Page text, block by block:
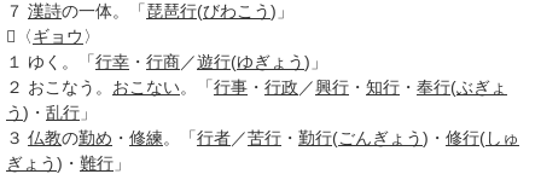
７ 漢詩の一体。「琵琶行(びわこう)」
〈ギョウ 〉
１
ゆく。「行幸 ・ 行商／遊行(ゆぎょう)」
２ おこなう。 おこない。「行事 ・ 行政 ／興行 ・ 知行 ・ 奉行(ぶぎょ
う)・ 乱行 」
３ 仏教の勤め ・ 修練。「行者／苦行 ・ 勤行(ごんぎょう)・ 修行(しゅ
ぎょう)・ 難行 」